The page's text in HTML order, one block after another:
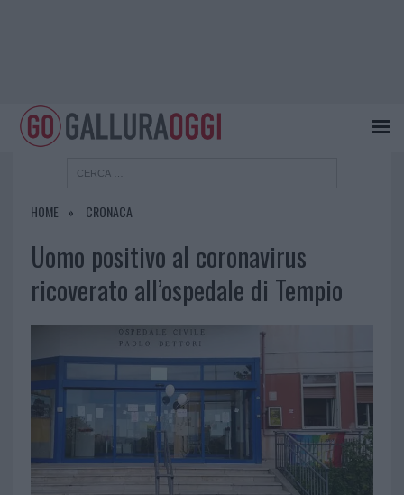
HOME CRONACA
Uomo positivo al coronavirus
ricoverato all’ospedale di Tempio